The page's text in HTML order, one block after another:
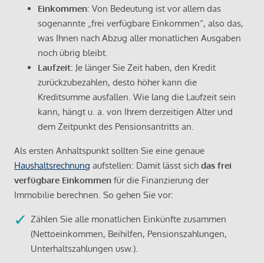
Einkommen: Von Bedeutung ist vor allem das
sogenannte „frei verfügbare Einkommen“, also das,
was Ihnen nach Abzug aller monatlichen Ausgaben
noch übrig bleibt.
Laufzeit: Je länger Sie Zeit haben, den Kredit
zurückzubezahlen, desto höher kann die
Kreditsumme ausfallen. Wie lang die Laufzeit sein
kann, hängt u. a. von Ihrem derzeitigen Alter und
dem Zeitpunkt des Pensionsantritts an.
Als ersten Anhaltspunkt sollten Sie eine genaue
Haushaltsrechnung aufstellen: Damit lässt sich das frei
verfügbare Einkommen für die Finanzierung der
Immobilie berechnen. So gehen Sie vor:
Zählen Sie alle monatlichen Einkünfte zusammen
(Nettoeinkommen, Beihilfen, Pensionszahlungen,
Unterhaltszahlungen usw.).